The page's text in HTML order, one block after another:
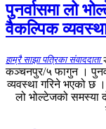
पुनर्वासमा लो
वैकल्पिक
हाम्रै साझा पत्रिका संवाददाता
कञ्चनपुर/५ फागुन ।
व्यवस्था गरिने भएको छ ।
लो भोल्टेजको समस्या